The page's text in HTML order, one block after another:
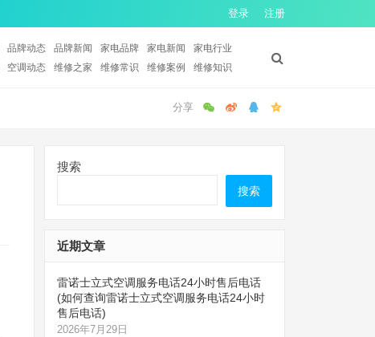
登录 注册
品牌动态 品牌新闻 家电品牌 家电新闻
家电行业
空调动态 维修之家 维修常识 维修案例 维修知识
搜索
搜索
近期文章
雷诺士立式空调服务电话24小时售后电话
(如何查询雷诺士立式空调服务电话24小时
售后电话)
2026年7月29日